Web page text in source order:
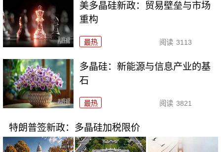
美多晶硅新政：贸易壁垒与市场
重构
最热 阅读 3113
多晶硅：新能源与信息产业的基
石
最热 阅读 3821
特朗普签新政：多晶硅加税限价